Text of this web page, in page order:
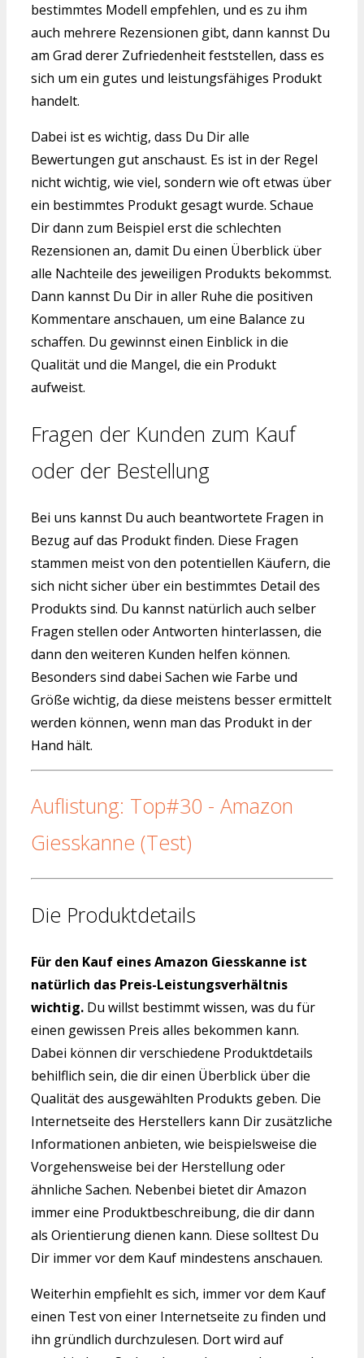
bestimmtes Modell empfehlen, und es zu ihm
auch mehrere Rezensionen gibt, dann kannst Du
am Grad derer Zufriedenheit feststellen, dass es
sich um ein gutes und leistungsfähiges Produkt
handelt.
Dabei ist es wichtig, dass Du Dir alle
Bewertungen gut anschaust. Es ist in der Regel
nicht wichtig, wie viel, sondern wie oft etwas über
ein bestimmtes Produkt gesagt wurde. Schaue
Dir dann zum Beispiel erst die schlechten
Rezensionen an, damit Du einen Überblick über
alle Nachteile des jeweiligen Produkts bekommst.
Dann kannst Du Dir in aller Ruhe die positiven
Kommentare anschauen, um eine Balance zu
schaffen. Du gewinnst einen Einblick in die
Qualität und die Mangel, die ein Produkt
aufweist.
Fragen der Kunden zum Kauf
oder der Bestellung
Bei uns kannst Du auch beantwortete Fragen in
Bezug auf das Produkt finden. Diese Fragen
stammen meist von den potentiellen Käufern, die
sich nicht sicher über ein bestimmtes Detail des
Produkts sind. Du kannst natürlich auch selber
Fragen stellen oder Antworten hinterlassen, die
dann den weiteren Kunden helfen können.
Besonders sind dabei Sachen wie Farbe und
Größe wichtig, da diese meistens besser ermittelt
werden können, wenn man das Produkt in der
Hand hält.
Auflistung: Top#30 - Amazon
Giesskanne (Test)
Die Produktdetails
Für den Kauf eines Amazon Giesskanne ist
natürlich das Preis-Leistungsverhältnis
wichtig. Du willst bestimmt wissen, was du für
einen gewissen Preis alles bekommen kann.
Dabei können dir verschiedene Produktdetails
behilflich sein, die dir einen Überblick über die
Qualität des ausgewählten Produkts geben. Die
Internetseite des Herstellers kann Dir zusätzliche
Informationen anbieten, wie beispielsweise die
Vorgehensweise bei der Herstellung oder
ähnliche Sachen. Nebenbei bietet dir Amazon
immer eine Produktbeschreibung, die dir dann
als Orientierung dienen kann. Diese solltest Du
Dir immer vor dem Kauf mindestens anschauen.
Weiterhin empfiehlt es sich, immer vor dem Kauf
einen Test von einer Internetseite zu finden und
ihn gründlich durchzulesen. Dort wird auf